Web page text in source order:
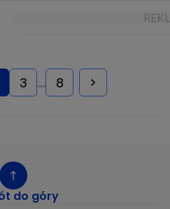
3 ... 8
do góry